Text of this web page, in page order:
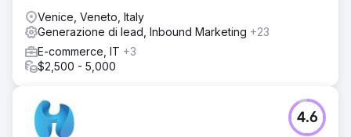
Venice, Veneto, Italy
Generazione di lead, Inbound Marketing +23
E-commerce, IT +3
$2,500 - 5,000
4.6